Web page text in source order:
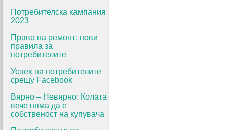
Потребителска кампания
2023
Право на ремонт: нови
правила за
потребителите
Успех на потребителите
срещу Facebook
Вярно – Невярно: Колата
вече няма да е
собственост на купувача